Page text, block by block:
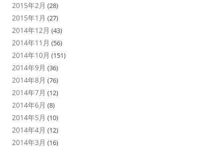
2015年2月 (28)
2015年1月 (27)
2014年12月 (43)
2014年11月 (56)
2014年10月 (151)
2014年9月 (36)
2014年8月 (76)
2014年7月 (12)
2014年6月 (8)
2014年5月 (10)
2014年4月 (12)
2014年3月 (16)